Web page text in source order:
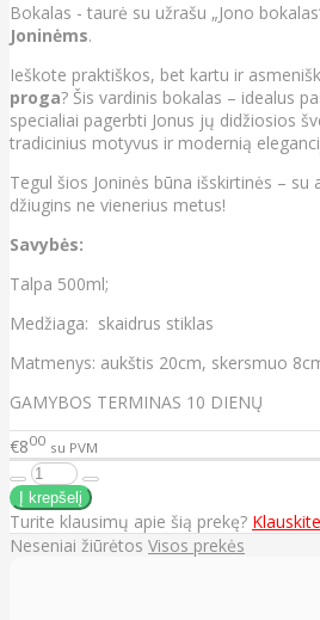
Bokalas - taurė su užrašu „Jono
Joninėms.
Ieškote praktiškos, bet kartu ir
proga? Šis vardinis bokalas – idealus
specialiai pagerbti Jonus jų didžiosios
tradicinius motyvus ir modernią
Tegul šios Joninės būna išskirtinės – su
džiugins ne vienerius metus!
Savybės:
Talpa 500ml;
Medžiaga: skaidrus stiklas
Matmenys: aukštis 20cm, skersmuo
GAMYBOS TERMINAS 10 DIENŲ
€800 su PVM
Turite klausimų apie šią prekę? Klauskite
Neseniai žiūrėtos Visos prekės